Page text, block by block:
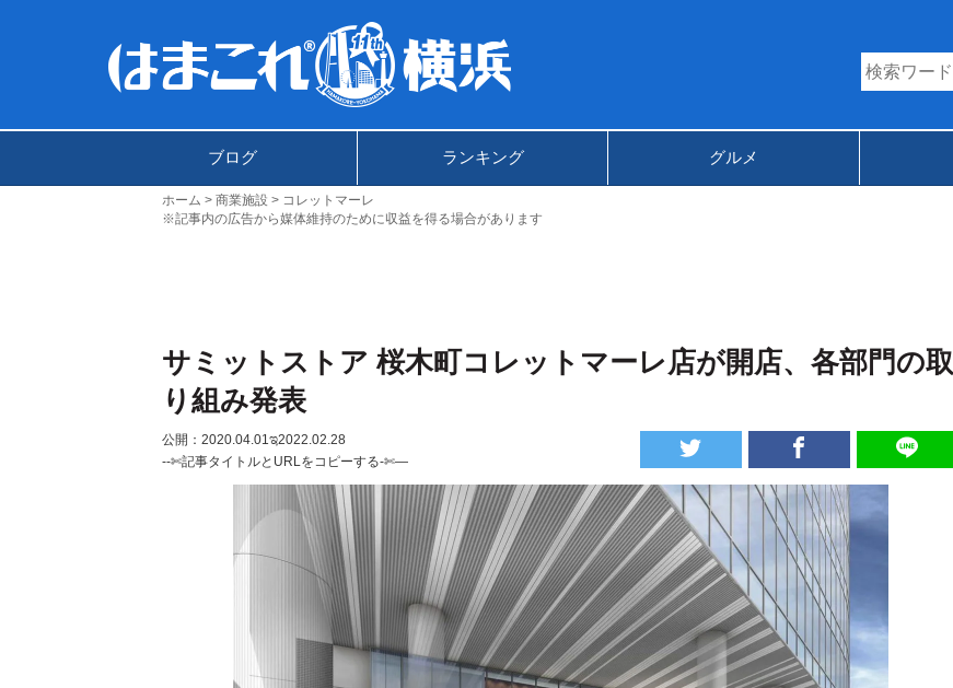
ブログ ランキング グルメ
ホーム 商業施設
コレットマーレ
※記事内の広告から媒体維持のために収益を得る場合があります
サミットストア 桜木町コレットマーレ店が開店、各部門の取
り組み発表
公開：2020.04.01 ಇ2022.02.28
--✄記事タイトルとURLをコピーする-✄—